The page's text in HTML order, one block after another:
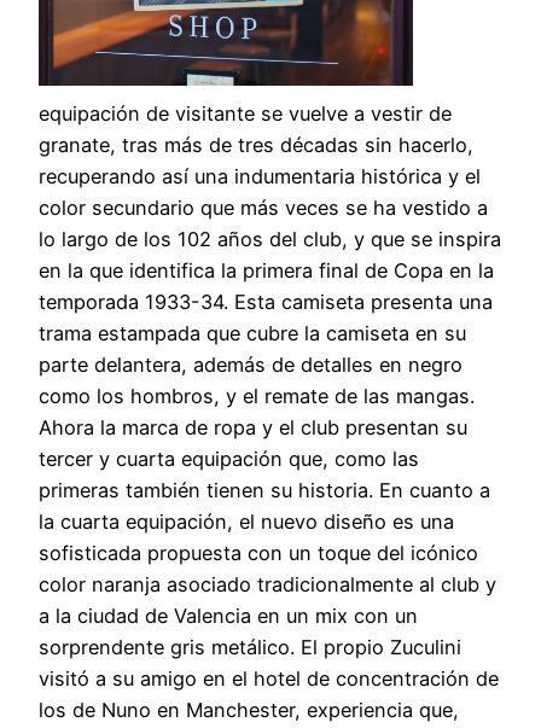
equipación de visitante se vuelve a vestir de
granate, tras más de tres décadas sin hacerlo,
recuperando así una indumentaria histórica y el
color secundario que más veces se ha vestido a
lo largo de los 102 años del club, y que se inspira
en la que identifica la primera final de Copa en la
temporada 1933-34. Esta camiseta presenta una
trama estampada que cubre la camiseta en su
parte delantera, además de detalles en negro
como los hombros, y el remate de las mangas.
Ahora la marca de ropa y el club presentan su
tercer y cuarta equipación que, como las
primeras también tienen su historia. En cuanto a
la cuarta equipación, el nuevo diseño es una
sofisticada propuesta con un toque del icónico
color naranja asociado tradicionalmente al club y
a la ciudad de Valencia en un mix con un
sorprendente gris metálico. El propio Zuculini
visitó a su amigo en el hotel de concentración de
los de Nuno en Manchester, experiencia que,